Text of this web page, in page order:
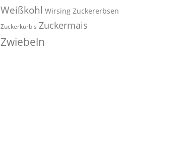
Weißkohl Wirsing Zuckererbsen
Zuckerkürbis Zuckermais
Zwiebeln